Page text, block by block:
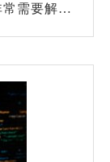
需要解决